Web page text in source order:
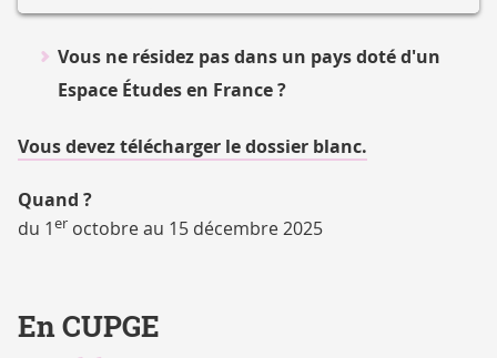
Vous ne résidez pas dans un pays doté d'un
Espace Études en France ?
Vous devez télécharger le dossier blanc.
Quand ?
du 1er octobre au 15 décembre 2025
En CUPGE